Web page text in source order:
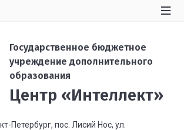
Государственное бюджетное
учреждение дополнительного
образования
Центр «Интеллект»
Петербург, пос. Лисий Нос, ул.